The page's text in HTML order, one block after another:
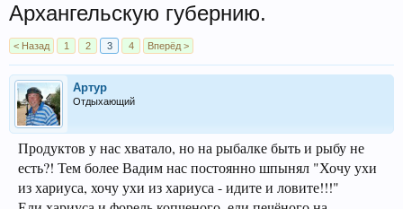
Архангельскую губернию.
< Назад 1 2 3 4 Вперёд >
Артур
Отдыхающий
Продуктов у нас хватало, но на рыбалке быть и рыбу не
есть?! Тем более Вадим нас постоянно шпынял "Хочу ухи
из хариуса, хочу ухи из хариуса - идите и ловите!!!"